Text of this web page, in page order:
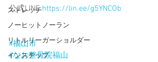
ストレッチ
ノーヒットノーラン
リトルリーガーショルダー
インステップ
公式LINE:https://lin.ee/g5YNCOb
#福山市
#なお整骨院福山